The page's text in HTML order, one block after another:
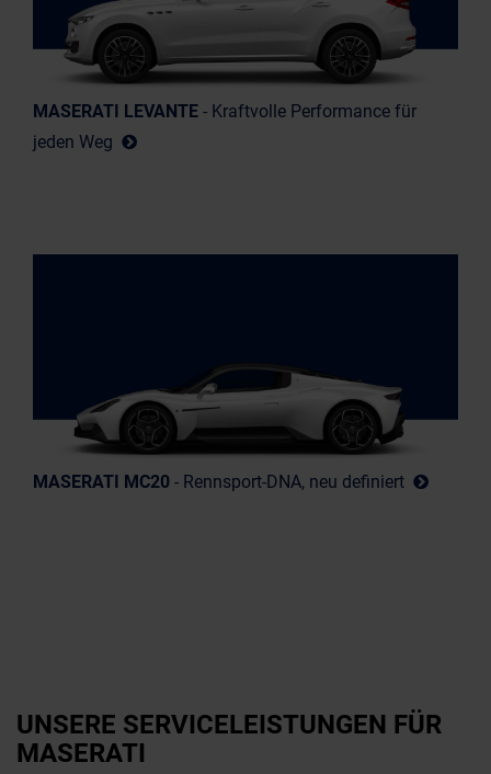
MASERATI LEVANTE - Kraftvolle Performance für
jeden Weg
MASERATI MC20 - Rennsport-DNA, neu definiert
UNSERE SERVICELEISTUNGEN FÜR
MASERATI